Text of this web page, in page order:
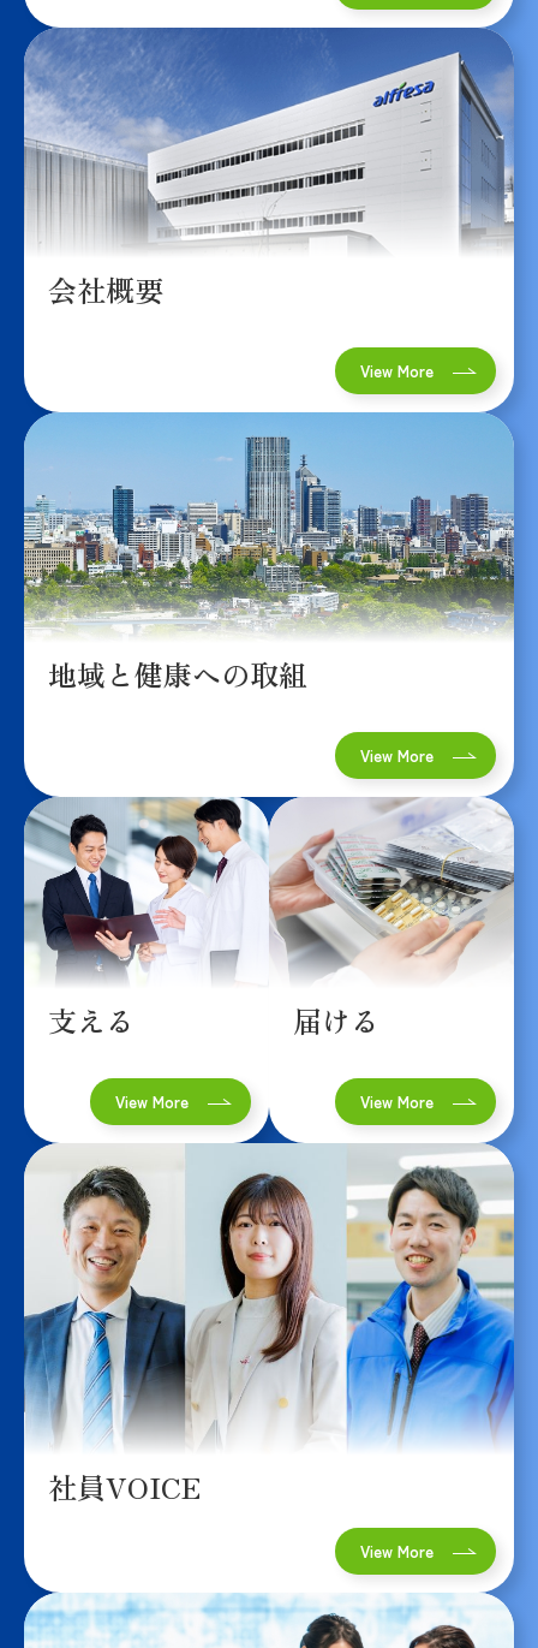
会社概要
地域を支
える
ネット
ワーク
News
お問い合
シーポリ
シー
会社概要
View More
地域と健康への取組
View More
支える
View More
届ける
View More
社員VOICE
View More